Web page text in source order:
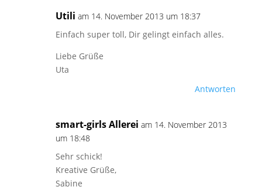
Utili am 14. November 2013 um 18:37
Einfach super toll, Dir gelingt einfach alles.
Liebe Grüße
Uta
Antworten
smart-girls Allerei am 14. November 2013
um 18:48
Sehr schick!
Kreative Grüße,
Sabine